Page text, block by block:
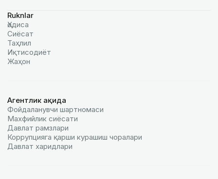
Ruknlar
Ҳодиса
Сиёсат
Таҳлил
Иқтисодиёт
Жаҳон
Агентлик ҳақида
Фойдаланувчи шартномаси
Махфийлик сиёсати
Давлат рамзлари
Коррупцияга қарши курашиш чоралари
Давлат харидлари